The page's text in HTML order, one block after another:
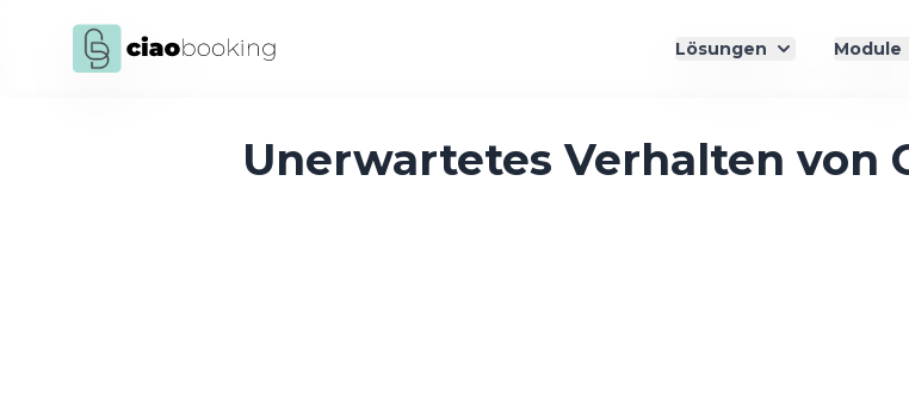
Lösungen Module
Unerwartetes Verhalten von